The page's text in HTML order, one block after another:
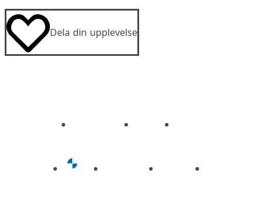
Dela din upplevelse